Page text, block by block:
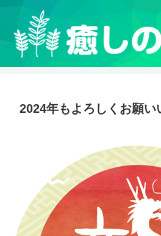
2024年もよろしくお願い